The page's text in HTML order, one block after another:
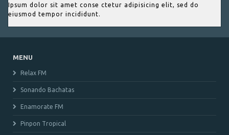
Ipsum dolor sit amet conse ctetur adipisicing elit, sed do
eiusmod tempor incididunt.
MENU
Relax FM
Sonando Bachatas
Enamorate FM
Pinpon Tropical